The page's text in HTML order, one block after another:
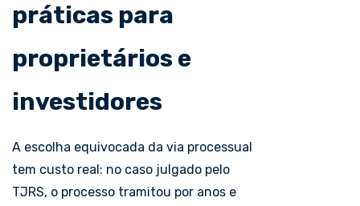
práticas para
proprietários e
investidores
A escolha equivocada da via processual
tem custo real: no caso julgado pelo
TJRS, o processo tramitou por anos e